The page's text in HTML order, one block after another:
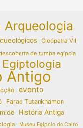
Arqueologia
Cleópatra VII
de tumba egípcia
Egiptologia
Antigo
evento
Faraó Tutankhamon
História Antiga
Museu Egípcio do Cairo